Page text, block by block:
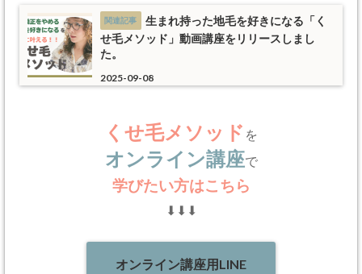
生まれ持った地毛を好きになる「く
せ毛メソッド」動画講座をリリースしまし
た。
2025-09-08
くせ毛メソッド を
オンライン講座で
学びたい方はこちら
⬇︎⬇︎⬇︎
オンライン講座用LINE